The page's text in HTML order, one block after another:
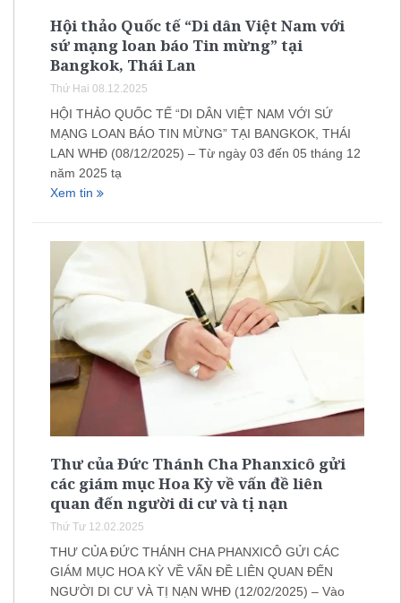
Hội thảo Quốc tế “Di dân Việt Nam với
sứ mạng loan báo Tin mừng” tại
Bangkok, Thái Lan
Thứ Hai 08.12.2025
HỘI THẢO QUỐC TẾ “DI DÂN VIỆT NAM VỚI SỨ
MẠNG LOAN BÁO TIN MỪNG” TẠI BANGKOK, THÁI
LAN WHĐ (08/12/2025) – Từ ngày 03 đến 05 tháng 12
năm 2025 tạ
Xem tin
Thư của Đức Thánh Cha Phanxicô gửi
các giám mục Hoa Kỳ về vấn đề liên
quan đến người di cư và tị nạn
Thứ Tư 12.02.2025
THƯ CỦA ĐỨC THÁNH CHA PHANXICÔ GỬI CÁC
GIÁM MỤC HOA KỲ VỀ VẤN ĐỀ LIÊN QUAN ĐẾN
NGƯỜI DI CƯ VÀ TỊ NẠN WHĐ (12/02/2025) – Vào